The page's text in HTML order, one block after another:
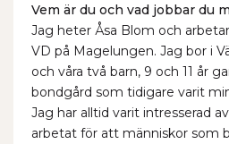
Vem är du och vad jobbar du
Jag heter Åsa Blom och
VD på Magelungen. Jag bor i
och våra två barn, 9 och 11 år
bondgård som tidigare varit
Jag har alltid varit intresserad
arbetat för att människor som